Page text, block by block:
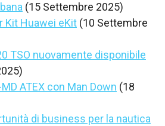
(15 Settembre 2025)
Kit Huawei eKit (10 Settembre
TSO nuovamente disponibile
ATEX con Man Down (18
di business per la nautica